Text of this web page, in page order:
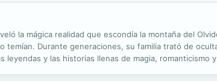
la mágica realidad que escondía la montaña del
temían. Durante generaciones, su familia trató de
y las historias llenas de magia, romanticismo